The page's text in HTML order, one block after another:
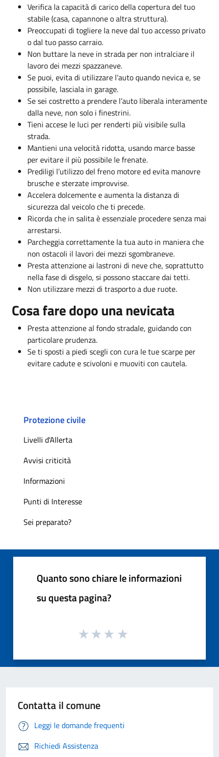
Verifica la capacità di carico della copertura del tuo
stabile (casa, capannone o altra struttura).
Preoccupati di togliere la neve dal tuo accesso privato
o dal tuo passo carraio.
Non buttare la neve in strada per non intralciare il
lavoro dei mezzi spazzaneve.
Se puoi, evita di utilizzare l’auto quando nevica e, se
possibile, lasciala in garage.
Se sei costretto a prendere l’auto liberala interamente
dalla neve, non solo i finestrini.
Tieni accese le luci per renderti più visibile sulla
strada.
Mantieni una velocità ridotta, usando marce basse
per evitare il più possibile le frenate.
Prediligi l’utilizzo del freno motore ed evita manovre
brusche e sterzate improvvise.
Accelera dolcemente e aumenta la distanza di
sicurezza dal veicolo che ti precede.
Ricorda che in salita è essenziale procedere senza mai
arrestarsi.
Parcheggia correttamente la tua auto in maniera che
non ostacoli il lavori dei mezzi sgombraneve.
Presta attenzione ai lastroni di neve che, soprattutto
nella fase di disgelo, si possono staccare dai tetti.
Non utilizzare mezzi di trasporto a due ruote.
Cosa fare dopo una nevicata
Presta attenzione al fondo stradale, guidando con
particolare prudenza.
Se ti sposti a piedi scegli con cura le tue scarpe per
evitare cadute e scivoloni e muoviti con cautela.
Protezione civile
Livelli d'Allerta
Avvisi criticità
Informazioni
Punti di Interesse
Sei preparato?
Quanto sono chiare le informazioni
su questa pagina?
Contatta il comune
Leggi le domande frequenti
Richiedi Assistenza